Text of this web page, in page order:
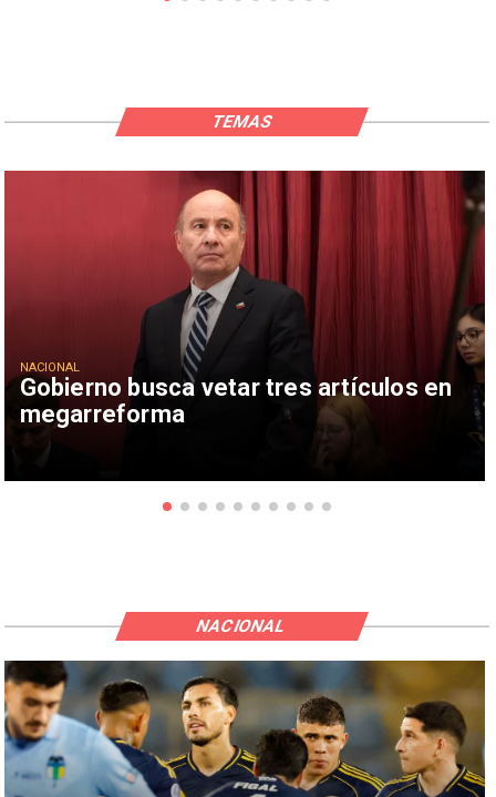
Gobierno busca vetar tres artículos en
megarreforma
NACIONAL
TEMAS
NACIONAL